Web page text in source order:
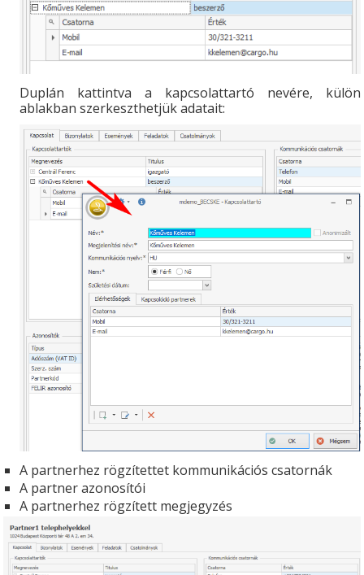
Duplán kattintva a kapcsolattartó nevére, külön
ablakban szerkeszthetjük adatait:
A partnerhez rögzítettet kommunikációs csatornák
A partner azonosítói
A partnerhez rögzített megjegyzés